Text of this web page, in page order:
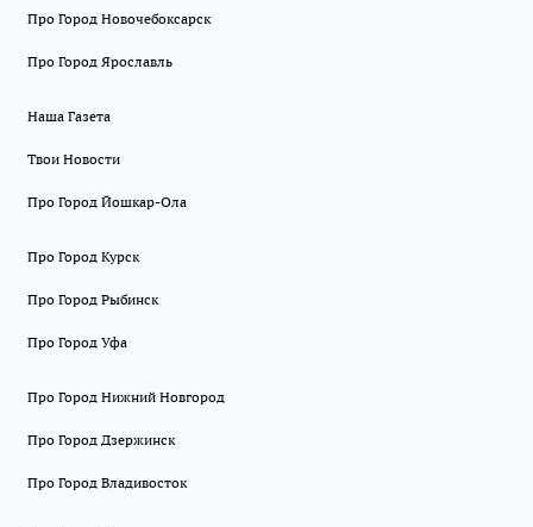
Про Город Новочебоксарск
Про Город Ярославль
Наша Газета
Твои Новости
Про Город Йошкар-Ола
Про Город Курск
Про Город Рыбинск
Про Город Уфа
Про Город Нижний Новгород
Про Город Дзержинск
Про Город Владивосток